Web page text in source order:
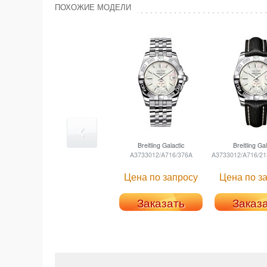
ПОХОЖИЕ МОДЕЛИ
Breitling Galactic
A3733012/A716/376A
Цена по запросу
Заказать
Breitling
A3733012/A716/
Цена по